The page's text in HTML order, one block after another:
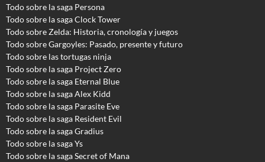
Todo sobre la saga Persona
Todo sobre la saga Clock Tower
Todo sobre Zelda: Historia, cronología y juegos
Todo sobre Gargoyles: Pasado, presente y futuro
Todo sobre las tortugas ninja
Todo sobre la saga Project Zero
Todo sobre la saga Eternal Blue
Todo sobre la saga Alex Kidd
Todo sobre la saga Parasite Eve
Todo sobre la saga Resident Evil
Todo sobre la saga Gradius
Todo sobre la saga Ys
Todo sobre la saga Secret of Mana